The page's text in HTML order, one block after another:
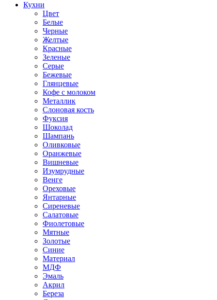
Кухни
Цвет
Белые
Черные
Желтые
Красные
Зеленые
Серые
Бежевые
Глянцевые
Кофе с молоком
Металлик
Слоновая кость
Фуксия
Шоколад
Шампань
Оливковые
Оранжевые
Вишневые
Изумрудные
Венге
Ореховые
Янтарные
Сиреневые
Салатовые
Фиолетовые
Мятные
Золотые
Синие
Материал
МДФ
Эмаль
Акрил
Береза